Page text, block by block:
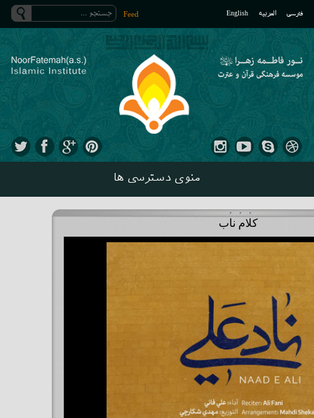
فارسی العربیه English
Feed
منوی دسترسی ها
کلام ناب